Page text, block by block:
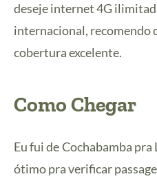
deseje internet 4G
internacional, recomendo
cobertura excelente.
Como Chegar
Eu fui de Cochabamba pra
ótimo pra verificar